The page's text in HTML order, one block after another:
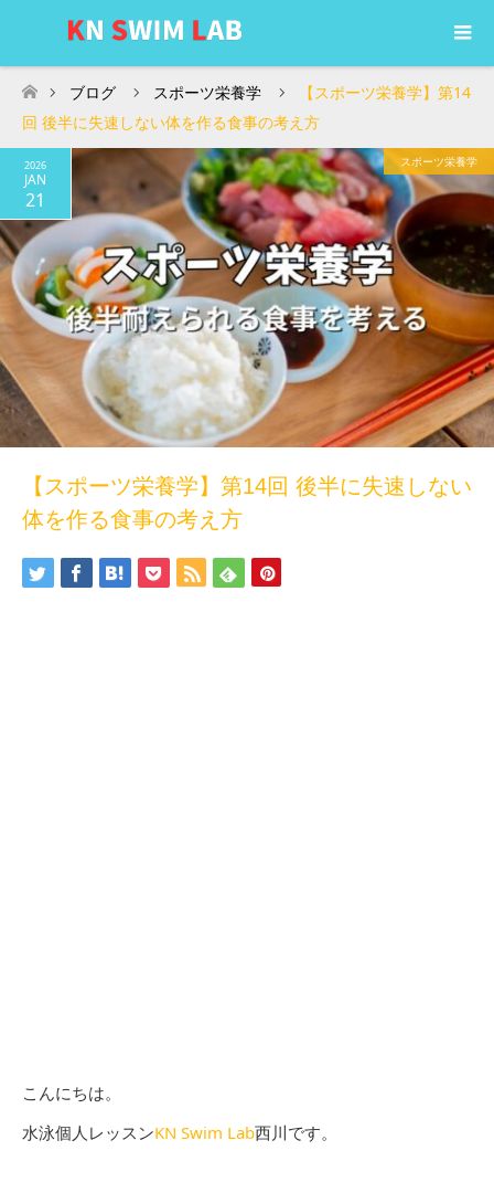
ホーム
ブログ スポーツ栄養学
【スポーツ栄養学】第14
回 後半に失速しない体を作る食事の考え方
2026
JAN
21
スポーツ栄養学
【スポーツ栄養学】第14回 後半に失速しない
体を作る食事の考え方
こんにちは。
水泳個人レッスンKN Swim Lab西川です。